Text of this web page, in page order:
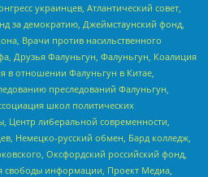
украинцев, Атлантический совет,
за демократию, Джеймстаунский фонд,
Врачи против насильственного
Друзья Фалуньгун, Фалуньгун, Коалиция
в отношении Фалуньгун в Китае,
преследований Фалуньгун,
школ политических
Центр либеральной современности,
Немецко-русский обмен, Бард колледж,
Оксфордский российский фонд,
информации, Проект Медиа,